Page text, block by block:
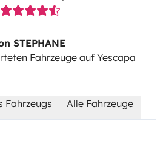
STEPHANE
Fahrzeuge auf Yescapa
Fahrzeugs Alle Fahrzeuge